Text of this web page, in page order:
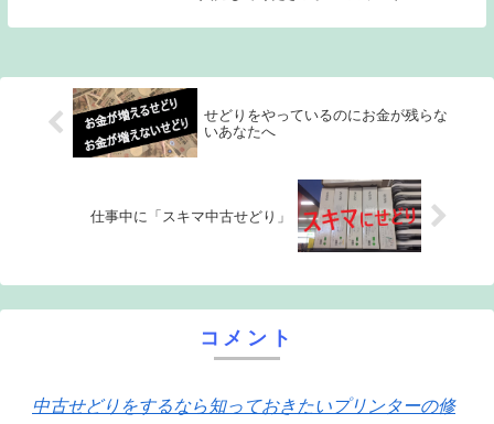
せどりをやっているのにお金が残らな
いあなたへ
仕事中に「スキマ中古せどり」
コメント
中古せどりをするなら知っておきたいプリンターの修